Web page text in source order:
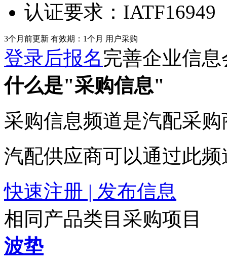
认证要求： IATF16949
3个月前更新 有效期：1个月 用户采购
登录后报名完善企业信
什么是"采购信息"
采购信息频道是汽配采
汽配供应商可以通过此
快速注册 | 发布信息
相同产品类目采购项目
波垫